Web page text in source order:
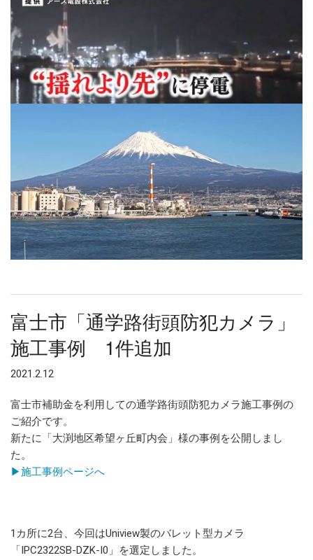
富士市「通学路街頭防犯カメラ」
施工事例 1件追加
2021.2.12
富士市補助金を利用しての通学路街頭防犯カメラ施工事例の
ご紹介です。
新たに「大渕地区希望ヶ丘町内会」様の事例を公開しまし
た。
▶施工事例ページへ
1カ所に2台、今回はUniview製のバレット型カメラ
「IPC2322SB-DZK-I0」を選定しました。